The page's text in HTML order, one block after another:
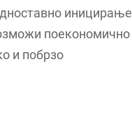
иницирање
поекономично
и побрзо